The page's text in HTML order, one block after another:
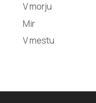
V morju
Mir
V mestu